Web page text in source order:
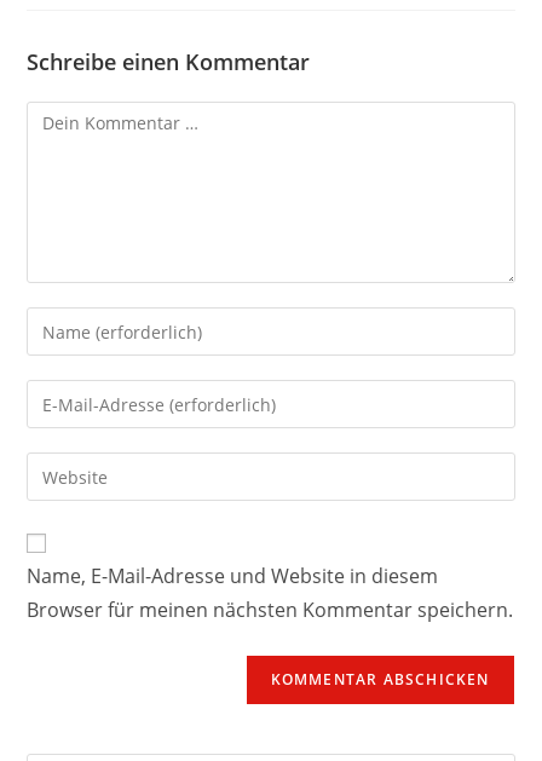
Schreibe einen Kommentar
Name, E-Mail-Adresse und Website in diesem
Browser für meinen nächsten Kommentar speichern.